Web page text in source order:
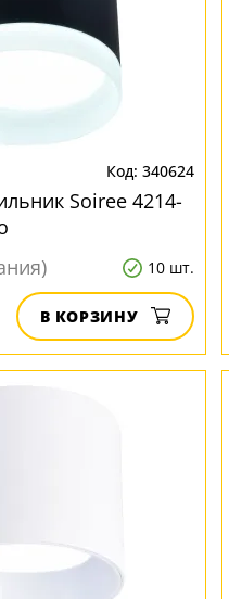
340624
Soiree 4214-
10 шт.
В КОРЗИНУ